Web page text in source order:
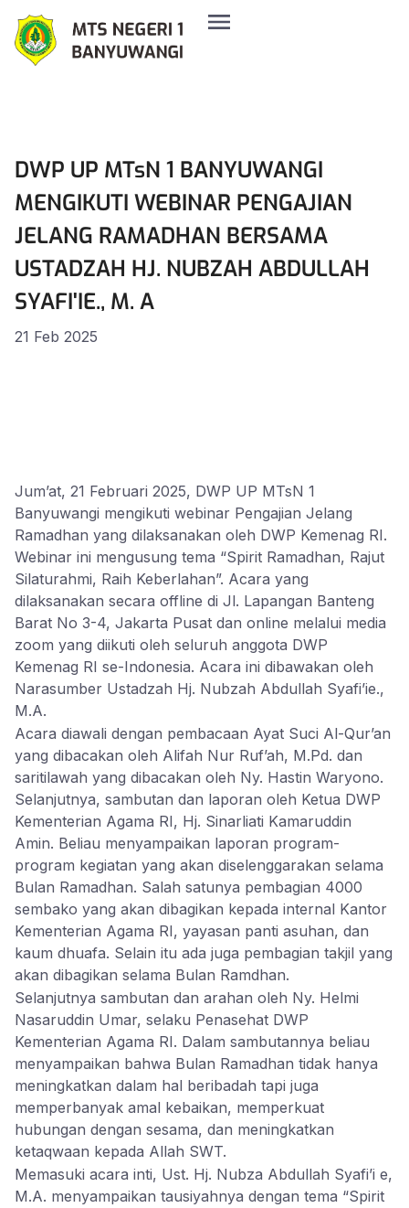
DWP UP MTsN 1 BANYUWANGI
MENGIKUTI WEBINAR PENGAJIAN
JELANG RAMADHAN BERSAMA
USTADZAH HJ. NUBZAH ABDULLAH
SYAFI'IE., M. A
21 Feb 2025
Jum’at, 21 Februari 2025, DWP UP MTsN 1
Banyuwangi mengikuti webinar Pengajian Jelang
Ramadhan yang dilaksanakan oleh DWP Kemenag RI.
Webinar ini mengusung tema “Spirit Ramadhan, Rajut
Silaturahmi, Raih Keberlahan”. Acara yang
dilaksanakan secara offline di Jl. Lapangan Banteng
Barat No 3-4, Jakarta Pusat dan online melalui media
zoom yang diikuti oleh seluruh anggota DWP
Kemenag RI se-Indonesia. Acara ini dibawakan oleh
Narasumber Ustadzah Hj. Nubzah Abdullah Syafi’ie.,
M.A.
Acara diawali dengan pembacaan Ayat Suci Al-Qur’an
yang dibacakan oleh Alifah Nur Ruf’ah, M.Pd. dan
saritilawah yang dibacakan oleh Ny. Hastin Waryono.
Selanjutnya, sambutan dan laporan oleh Ketua DWP
Kementerian Agama RI, Hj. Sinarliati Kamaruddin
Amin. Beliau menyampaikan laporan program-
program kegiatan yang akan diselenggarakan selama
Bulan Ramadhan. Salah satunya pembagian 4000
sembako yang akan dibagikan kepada internal Kantor
Kementerian Agama RI, yayasan panti asuhan, dan
kaum dhuafa. Selain itu ada juga pembagian takjil yang
akan dibagikan selama Bulan Ramdhan.
Selanjutnya sambutan dan arahan oleh Ny. Helmi
Nasaruddin Umar, selaku Penasehat DWP
Kementerian Agama RI. Dalam sambutannya beliau
menyampaikan bahwa Bulan Ramadhan tidak hanya
meningkatkan dalam hal beribadah tapi juga
memperbanyak amal kebaikan, memperkuat
hubungan dengan sesama, dan meningkatkan
ketaqwaan kepada Allah SWT.
Memasuki acara inti, Ust. Hj. Nubza Abdullah Syafi’i e,
M.A. menyampaikan tausiyahnya dengan tema “Spirit